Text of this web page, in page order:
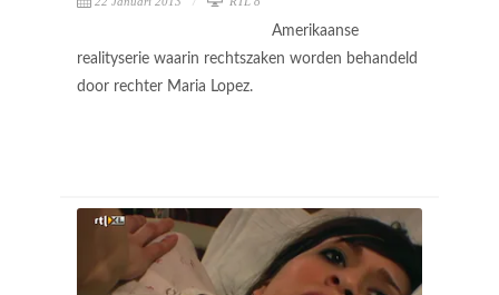
Amerikaanse
realityserie waarin rechtszaken worden behandeld
door rechter Maria Lopez.